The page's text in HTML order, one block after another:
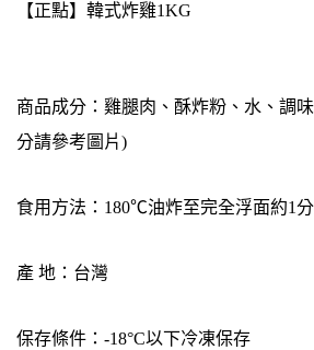
【正點】韓式炸雞1KG
商品成分：雞腿肉、酥炸粉、水、調
分請參考圖片)
食用方法：180℃油炸至完全浮面約1
產 地：台灣
保存條件：-18°C以下冷凍保存